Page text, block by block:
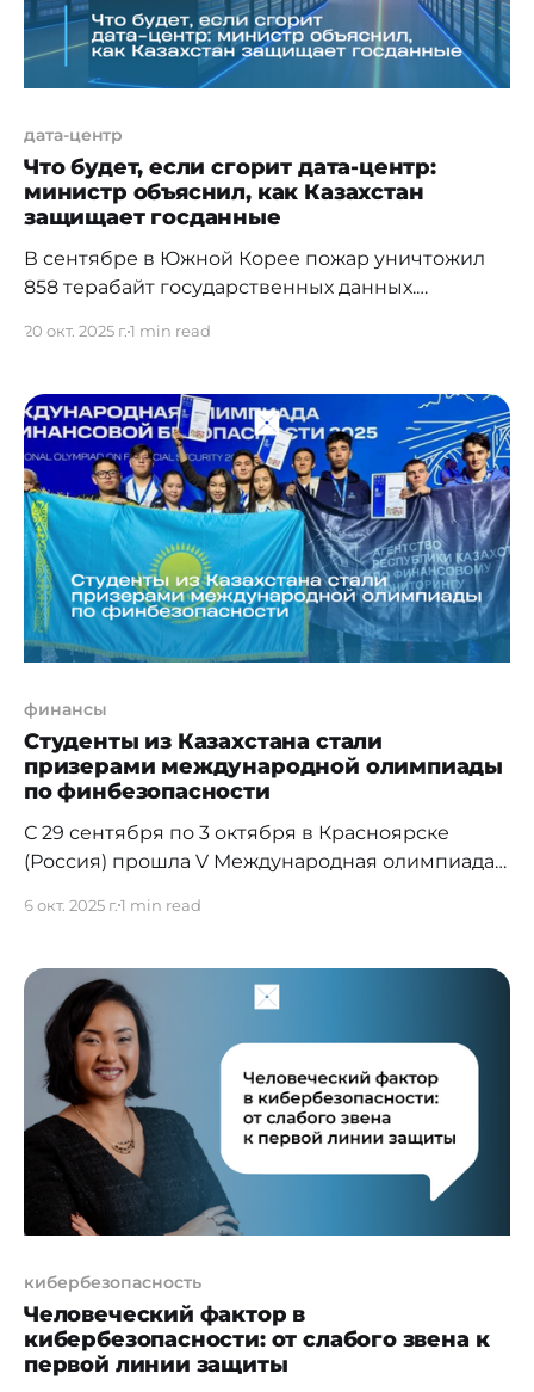
дата-центр
Что будет, если сгорит дата-центр:
министр объяснил, как Казахстан
защищает госданные
В сентябре в Южной Корее пожар уничтожил
858 терабайт государственных данных.
подобное произойти в Казахстане. «У нас на
бэкапы критических информационных систем.
Но количество данных постоянно растет, и мы
должны наращивать мощности и выстраивать
такую инфраструктуру, чтобы были основные
сервера,
20 окт. 2025 г.1 min read
финансы
Студенты из Казахстана стали
призерами международной олимпиады
по финбезопасности
С 29 сентября по 3 октября в Красноярске
(Россия) прошла V Международная олимпиада
600 участников из 40 стран мира.
студентов вузов страны: Maqsut Narikbayev
University, Turan University, Каспийского
государственного университета технологий и
инжиниринга имени Ш. Есенова,
Карагандинского национального
исследовательского университета имени
6 окт. 2025 г.1 min read
кибербезопасность
Человеческий фактор в
кибербезопасности: от слабого звена к
первой линии защиты